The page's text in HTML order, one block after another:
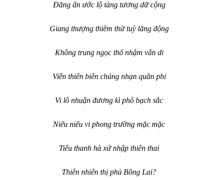
Đăng ẩn ước lộ tàng tương dữ cộng
Giang thượng thiềm thừ tuỳ lãng động
Không trung ngọc thố nhậm vân di
Viễn thiên biên chúng nhạn quần phi
Vi lô nhuận đương kì phô bạch sắc
Niểu niểu vi phong trường mặc mặc
Tiêu thanh hà xứ nhập thiên thai
Thiên nhiên thị phủ Bồng Lai?